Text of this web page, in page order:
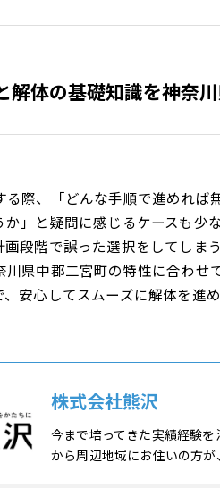
解体の基礎知識を神奈
際、「どんな手順で進めれ
」と疑問に感じるケースも
段階で誤った選択をしてし
県中郡二宮町の特性に合わ
安心してスムーズに解体を進
株式会社熊沢
今まで培ってきた実績経験
から周辺地域にお住いの方